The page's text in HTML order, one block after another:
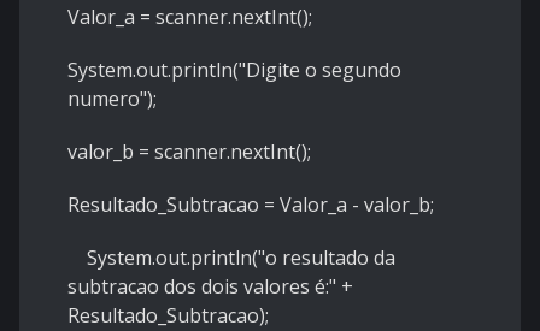
Valor_a = scanner.nextInt();
System.out.println("Digite o segundo
numero");
valor_b = scanner.nextInt();
Resultado_Subtracao = Valor_a - valor_b;
System.out.println("o resultado da
subtracao dos dois valores é:" +
Resultado_Subtracao);